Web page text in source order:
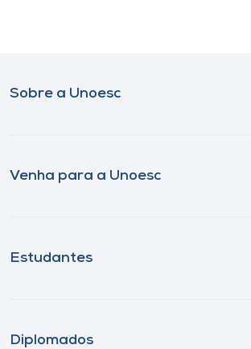
Sobre a Unoesc
Venha para a Unoesc
Estudantes
Diplomados